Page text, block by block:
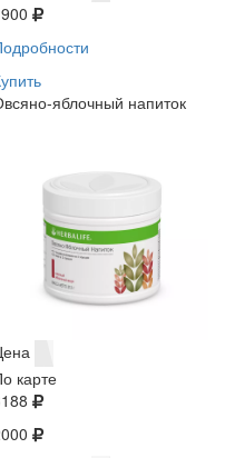
яблочный напиток
карте